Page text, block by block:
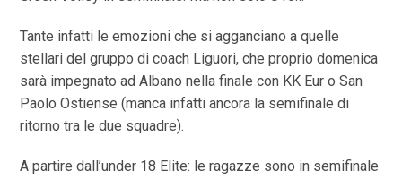
Tante infatti le emozioni che si agganciano a quelle
stellari del gruppo di coach Liguori, che proprio domenica
sarà impegnato ad Albano nella finale con KK Eur o San
Paolo Ostiense (manca infatti ancora la semifinale di
ritorno tra le due squadre).
A partire dall’under 18 Elite: le ragazze sono in semifinale